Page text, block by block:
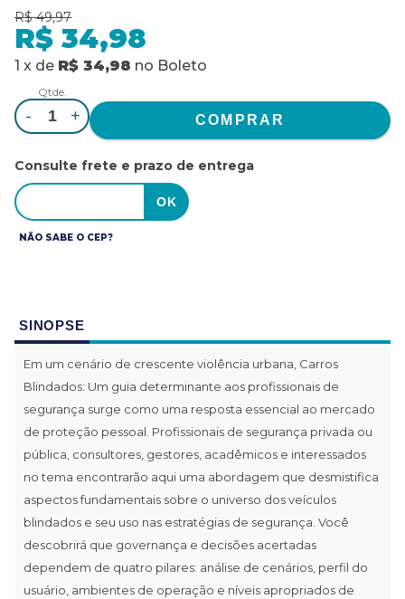
R$ 49,97
R$ 34,98
1 x de R$ 34,98 no Boleto
Qtde.
- +
Consulte frete e prazo de entrega
NÃO SABE O CEP?
SINOPSE
Em um cenário de crescente violência urbana, Carros
Blindados: Um guia determinante aos profissionais de
segurança surge como uma resposta essencial ao mercado
de proteção pessoal. Profissionais de segurança privada ou
pública, consultores, gestores, acadêmicos e interessados
no tema encontrarão aqui uma abordagem que desmistifica
aspectos fundamentais sobre o universo dos veículos
blindados e seu uso nas estratégias de segurança. Você
descobrirá que governança e decisões acertadas
dependem de quatro pilares: análise de cenários, perfil do
usuário, ambientes de operação e níveis apropriados de